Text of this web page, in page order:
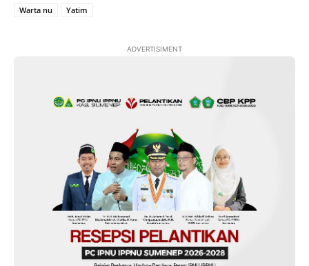
Warta nu
Yatim
ADVERTISIMENT